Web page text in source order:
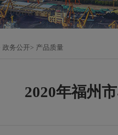
政务公开 产品质量
2020年福州